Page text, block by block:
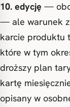
10. edycję —
— ale warunek z
karcie produktu
które w tym
droższy plan
kartę
opisany w